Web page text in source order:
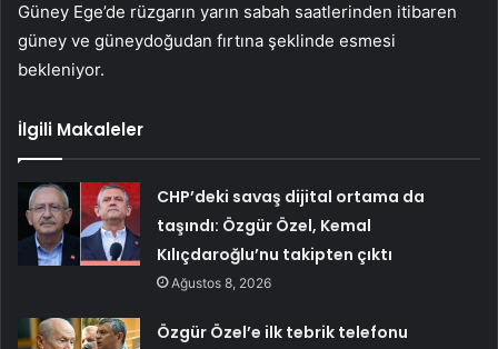
Güney Ege’de rüzgarın yarın sabah saatlerinden itibaren
güney ve güneydoğudan fırtına şeklinde esmesi
bekleniyor.
İlgili Makaleler
CHP’deki savaş dijital ortama da
taşındı: Özgür Özel, Kemal
Kılıçdaroğlu’nu takipten çıktı
Ağustos 8, 2026
Özgür Özel’e ilk tebrik telefonu